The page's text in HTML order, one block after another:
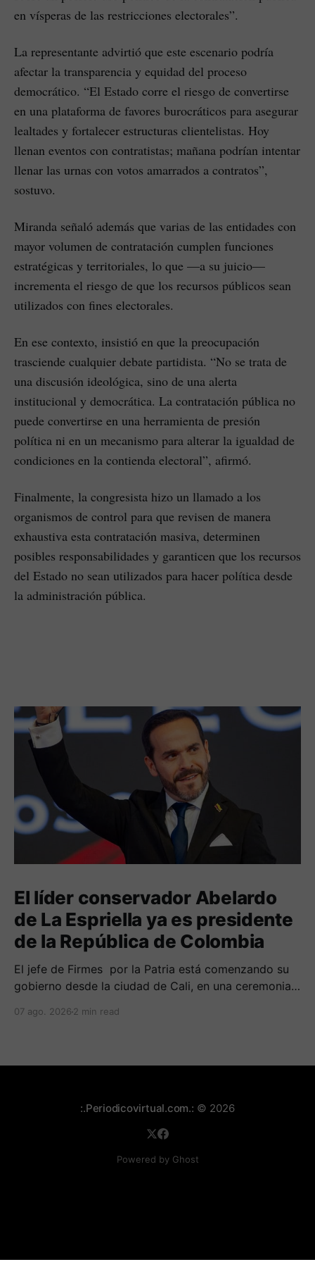
en vísperas de las restricciones electorales”.
La representante advirtió que este escenario podría
afectar la transparencia y equidad del proceso
democrático. “El Estado corre el riesgo de convertirse
en una plataforma de favores burocráticos para asegurar
lealtades y fortalecer estructuras clientelistas. Hoy
llenan eventos con contratistas; mañana podrían intentar
llenar las urnas con votos amarrados a contratos”,
sostuvo.
Miranda señaló además que varias de las entidades con
mayor volumen de contratación cumplen funciones
estratégicas y territoriales, lo que —a su juicio—
incrementa el riesgo de que los recursos públicos sean
utilizados con fines electorales.
En ese contexto, insistió en que la preocupación
trasciende cualquier debate partidista. “No se trata de
una discusión ideológica, sino de una alerta
institucional y democrática. La contratación pública no
puede convertirse en una herramienta de presión
política ni en un mecanismo para alterar la igualdad de
condiciones en la contienda electoral”, afirmó.
Finalmente, la congresista hizo un llamado a los
organismos de control para que revisen de manera
exhaustiva esta contratación masiva, determinen
posibles responsabilidades y garanticen que los recursos
del Estado no sean utilizados para hacer política desde
la administración pública.
El líder conservador Abelardo
de La Espriella ya es presidente
de la República de Colombia
El jefe de Firmes por la Patria está comenzando su
gobierno desde la ciudad de Cali, en una ceremonia
gobiernos conservadores.
07 ago. 2026 2 min read
:.Periodicovirtual.com.: © 2026
Powered by Ghost